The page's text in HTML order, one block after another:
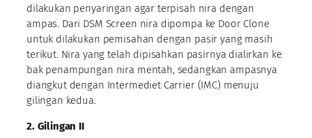
dilakukan penyaringan agar terpisah nira dengan
ampas. Dari DSM Screen nira dipompa ke Door Clone
untuk dilakukan pemisahan dengan pasir yang masih
terikut. Nira yang telah dipisahkan pasirnya dialirkan ke
bak penampungan nira mentah, sedangkan ampasnya
diangkut dengan Intermediet Carrier (IMC) menuju
gilingan kedua.
2. Gilingan II